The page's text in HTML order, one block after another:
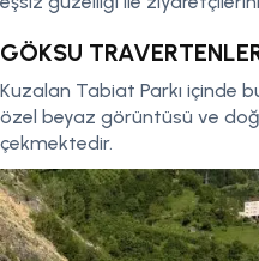
GÖKSU
Kuzalan Tabiat Parkı içinde
özel beyaz görüntüsü ve
çekmektedir.